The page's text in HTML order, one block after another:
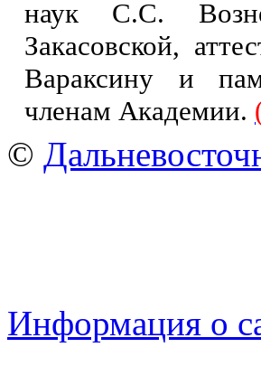
наук С.С.
Закасовской,
Вараксину и
членам Академии.
©
Информация о